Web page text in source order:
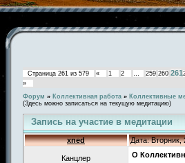
Страница 261 из 579 « 1 2 … 259 260 261
»
Форум » Коллективная работа » Коллективные
(Здесь можно записаться на текущую медитацию)
Запись на участие в медитации
xned Дата:
Канцлер
О